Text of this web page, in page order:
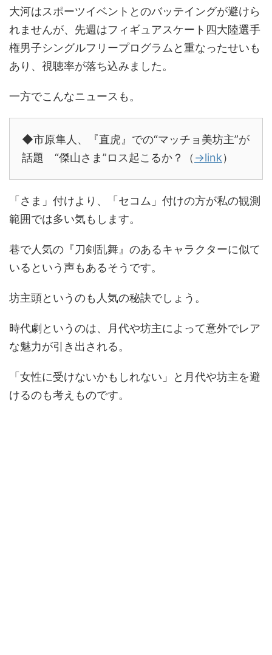
大河はスポーツイベントとのバッテイングが避けら
れませんが、先週はフィギュアスケート四大陸選手
権男子シングルフリープログラムと重なったせいも
あり、視聴率が落ち込みました。
一方でこんなニュースも。
◆市原隼人、『直虎』での“マッチョ美坊主”が
話題 “傑山さま”ロス起こるか？（ →link）
「さま」付けより、「セコム」付けの方が私の観測
範囲では多い気もします。
巷で人気の『刀剣乱舞』のあるキャラクターに似て
いるという声もあるそうです。
坊主頭というのも人気の秘訣でしょう。
時代劇というのは、月代や坊主によって意外でレア
な魅力が引き出される。
「女性に受けないかもしれない」と月代や坊主を避
けるのも考えものです。